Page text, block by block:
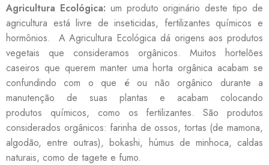
Agricultura Ecológica: um produto originário deste tipo de
agricultura está livre de inseticidas, fertilizantes químicos e
hormônios. A Agricultura Ecológica dá origens aos produtos
vegetais que consideramos orgânicos. Muitos hortelões
caseiros que querem manter uma horta orgânica acabam se
confundindo com o que é ou não orgânico durante a
manutenção de suas plantas e acabam colocando
produtos químicos, como os fertilizantes. São produtos
considerados orgânicos: farinha de ossos, tortas (de mamona,
algodão, entre outras), bokashi, húmus de minhoca, caldas
naturais, como de tagete e fumo.